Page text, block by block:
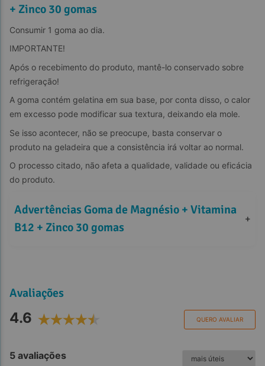
+ Zinco 30 gomas
Consumir 1 goma ao dia.
IMPORTANTE!
Após o recebimento do produto, mantê-lo conservado sobre
refrigeração!
A goma contém gelatina em sua base, por conta disso, o calor
em excesso pode modificar sua textura, deixando ela mole.
Se isso acontecer, não se preocupe, basta conservar o
produto na geladeira que a consistência irá voltar ao normal.
O processo citado, não afeta a qualidade, validade ou eficácia
do produto.
Advertências Goma de Magnésio + Vitamina
B12 + Zinco 30 gomas
+
Avaliações
4.6 QUERO AVALIAR
5 avaliações